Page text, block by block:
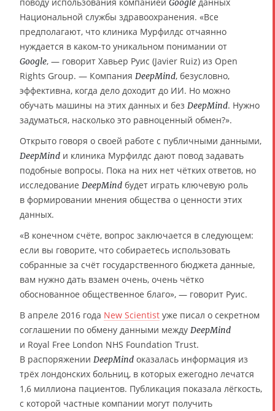
Google
Национальной службы здравоохранения. «Все
предполагают, что клиника Мурфилдс отчаянно
нуждается в каком-то уникальном понимании от
Google, — говорит Хавьер Руис (Javier Ruiz) из Open
Rights Group. — Компания DeepMind, безусловно,
эффективна, когда дело доходит до ИИ. Но можно
обучать машины на этих данных и без DeepMind. Нужно
задуматься, насколько это равноценный обмен?».
Открыто говоря о своей работе с публичными данными,
DeepMind и клиника Мурфилдс дают повод задавать
подобные вопросы. Пока на них нет чётких ответов, но
исследование DeepMind будет играть ключевую роль
в формировании мнения общества о ценности этих
данных.
«В конечном счёте, вопрос заключается в следующем:
если вы говорите, что собираетесь использовать
собранные за счёт государственного бюджета данные,
вам нужно дать взамен очень, очень чётко
обоснованное общественное благо», — говорит Руис.
В апреле 2016 года New Scientist уже писал о секретном
соглашении по обмену данными между DeepMind
и Royal Free London NHS Foundation Trust.
В распоряжении DeepMind оказалась информация из
трёх лондонских больниц, в которых ежегодно лечатся
1,6 миллиона пациентов. Публикация показала лёгкость,
с которой частные компании могут получить